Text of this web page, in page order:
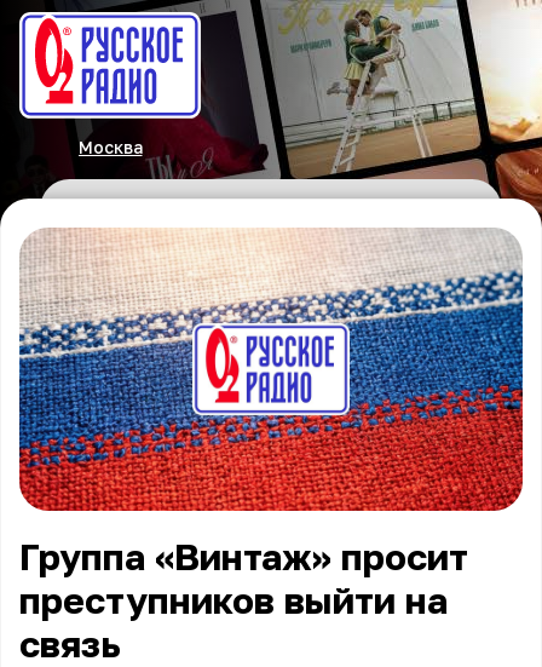
Москва
Группа «Винтаж» просит
преступников выйти на
связь